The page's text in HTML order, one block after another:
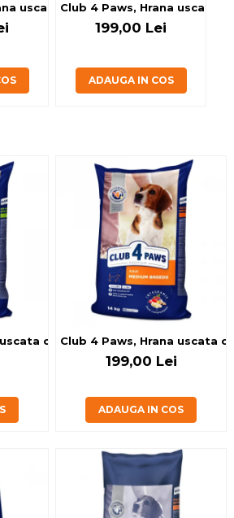
uscata caini de talie mica, 14kg
Club 4 Paws, Hrana uscata
199,00 Lei
ADAUGA IN COS
caini de talie mica, 14kg
Club 4 Paws, Hrana uscata
199,00 Lei
ADAUGA IN COS